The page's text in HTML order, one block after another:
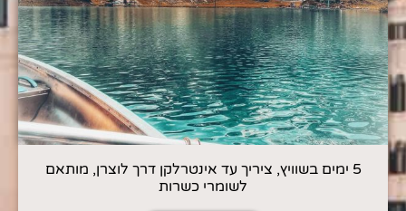
5 ימים בשוויץ, ציריך עד אינטרלקן דרך לוצרן, מותאם
לשומרי כשרות